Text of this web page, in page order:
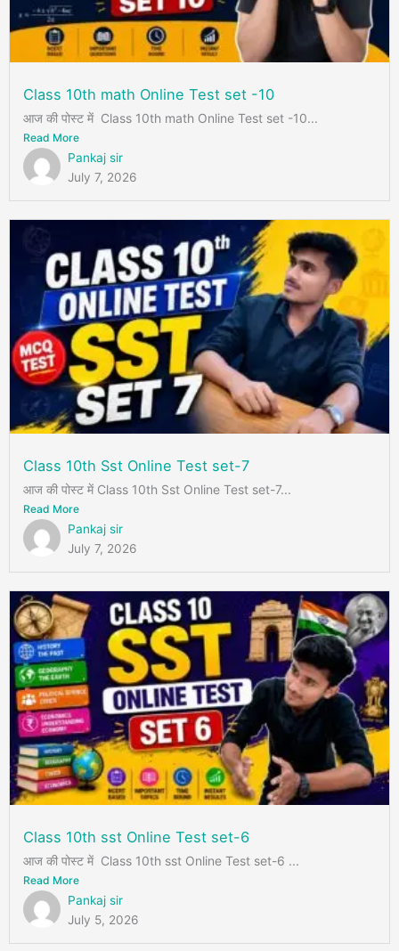
Class 10th math Online Test set -10
आज की पोस्ट में Class 10th math Online Test set -10...
Read More
Pankaj sir
July 7, 2026
Class 10th Sst Online Test set-7
आज की पोस्ट में Class 10th Sst Online Test set-7...
Read More
Pankaj sir
July 7, 2026
Class 10th sst Online Test set-6
आज की पोस्ट में Class 10th sst Online Test set-6 ...
Read More
Pankaj sir
July 5, 2026